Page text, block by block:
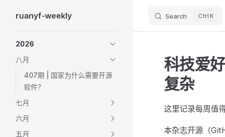
Skip to content
ruanyf-weekly Search K
2026
八月
407期 | 国家为什么需要开源
软件？
七月
六月
五月
科技爱
复杂
这里记录每周值
本杂志开源（